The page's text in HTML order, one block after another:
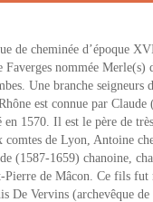
de cheminée d’époque
nommée Merle(s)
Une branche seigneurs
est connue par
en 1570. Il est le père de
comtes de Lyon, Antoine
(1587-1659) chanoine,
de Mâcon. Ce fils fut
De Vervins (archevêque